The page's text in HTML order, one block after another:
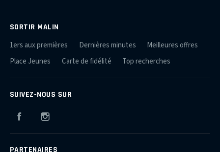
SORTIR MALIN
1ers aux premières Dernières minutes
Meilleures offres
Place Jeunes
Carte de fidélité Top recherches
SUIVEZ-NOUS SUR
Facebook
PARTENAIRES